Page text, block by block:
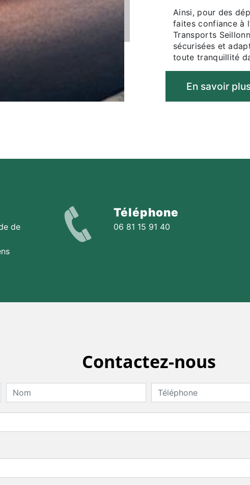
Ainsi, pour des
faites confiance à
Transports
sécurisées et
toute tranquillité
En savoir
de
Téléphone
06 81 15 91 40
Contactez-nous